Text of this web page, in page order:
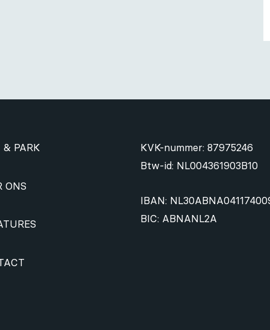
PARK
ONS
KVK-nummer: 87975246
Btw-id: NL004361903B10
IBAN:
BIC: ABNANL2A